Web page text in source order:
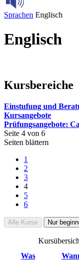
Sprachen Englisch
Englisch
Kursbereiche
Einstufung und
Kursangebote
Prüfungsangebote:
Seite 4 von 6
Seiten blättern
1
2
3
4
5
6
Alle Kurse Nur
Was